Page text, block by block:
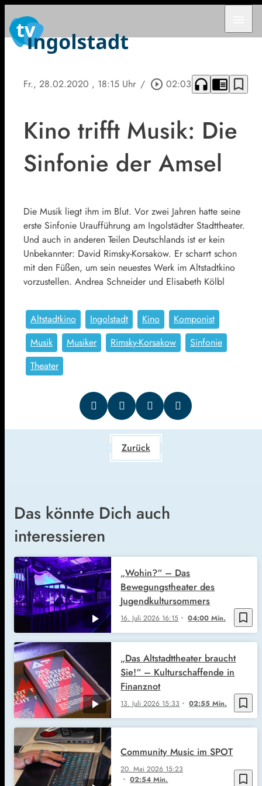
Fr., 28.02.2020 , 18:15 Uhr / play_circle_outline 02:03 headphones chrome_reader_mode bookmark_border
Kino trifft Musik: Die
Sinfonie der Amsel
Die Musik liegt ihm im Blut. Vor zwei Jahren hatte seine
erste Sinfonie Uraufführung am Ingolstädter Stadttheater.
Und auch in anderen Teilen Deutschlands ist er kein
Unbekannter: David Rimsky-Korsakow. Er scharrt schon
mit den Füßen, um sein neuestes Werk im Altstadtkino
vorzustellen. Andrea Schneider und Elisabeth Kölbl
Altstadtkino Ingolstadt Kino
Komponist
Musik
Musiker Rimsky-Korsakow
Sinfonie
Theater
Zurück
Das könnte Dich auch
interessieren
bookmark_border
16. Juli 2026 16:15 04:00 Min.
„Wohin?“ – Das
Bewegungstheater des
Jugendkultursommers
bookmark_border
13. Juli 2026 15:33 02:55 Min.
„Das Altstadttheater braucht
Sie!“ – Kulturschaffende in
Finanznot
bookmark_border
20. Mai 2026 15:23
02:54 Min.
Community Music im SPOT